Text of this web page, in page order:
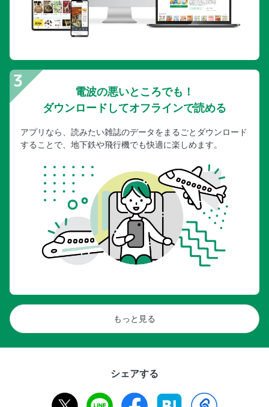
電波の悪いところでも！
ダウンロードしてオフラインで読める
アプリなら、読みたい雑誌のデータをまるごとダウンロード
することで、地下鉄や飛行機でも快適に楽しめます。
もっと見る
シェアする